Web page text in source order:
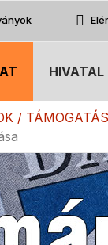
HIVATAL
/